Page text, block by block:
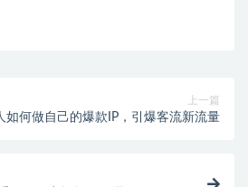
上一篇
如何做自己的爆款IP，引爆客流新流量